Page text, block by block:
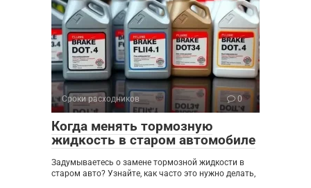
Сроки расходников 0
Когда менять тормозную
жидкость в старом автомобиле
Задумываетесь о замене тормозной жидкости в
старом авто? Узнайте, как часто это нужно делать,